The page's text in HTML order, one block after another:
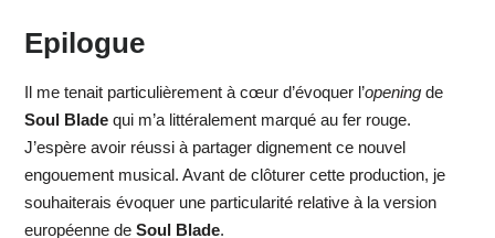
Epilogue
Il me tenait particulièrement à cœur d’évoquer l’openingde
Soul Bladequi m’a littéralement marqué au fer rouge.
J’espère avoir réussi à partager dignement ce nouvel
engouement musical. Avant de clôturer cette production, je
souhaiterais évoquer une particularité relative à la version
européenne de Soul Blade.